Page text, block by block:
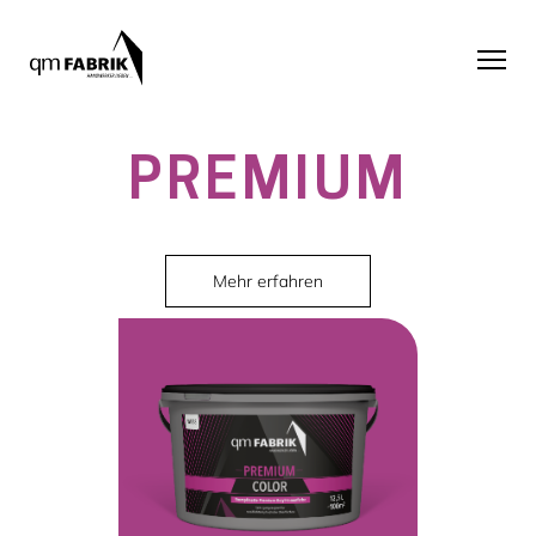
PREMIUM
Mehr erfahren